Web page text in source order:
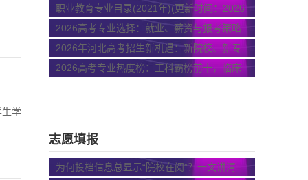
学
化，...
职业教育专业目录(2021年)(更新时间：2026
年...
2026高考专业选择：就业、薪资与报考策略
2026年河北高考招生新机遇：新院校、新专
业...
2026高考专业热度榜：工科霸榜前十，临床
志愿填报
为何投档信息总显示“院校在阅”？一文讲清...